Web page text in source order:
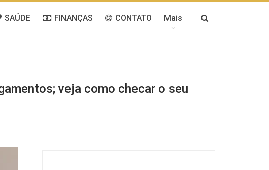
SAÚDE FINANÇAS CONTATO Mais
veja como checar o seu